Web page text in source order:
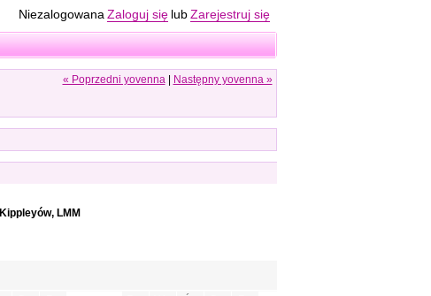
Niezalogowana Zaloguj się lub Zarejestruj się
« Poprzedni yovenna| Następny yovenna »
Kippleyów, LMM